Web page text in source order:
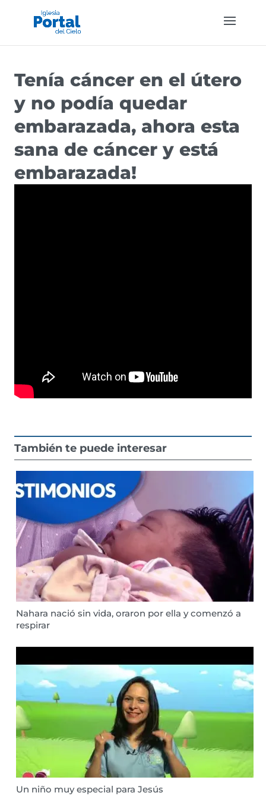
Tenía cáncer en el útero
y no podía quedar
embarazada, ahora esta
sana de cáncer y está
embarazada!
También te puede interesar
Nahara nació sin vida, oraron por ella y comenzó a
respirar
Un niño muy especial para Jesús